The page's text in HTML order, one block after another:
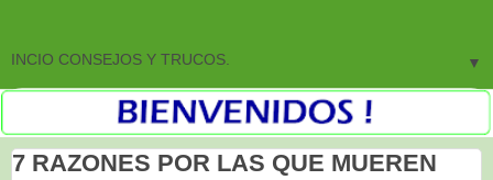
▼
7 RAZONES POR LAS QUE MUEREN